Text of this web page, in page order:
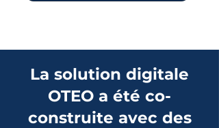
La solution digitale
OTEO a été co-
construite avec des